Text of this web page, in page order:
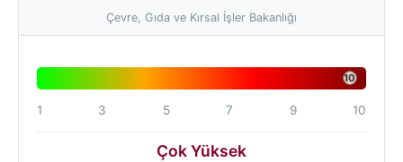
Çevre, Gıda ve Kırsal İşler Bakanlığı
10
1 3 5 7 9 10
Çok Yüksek